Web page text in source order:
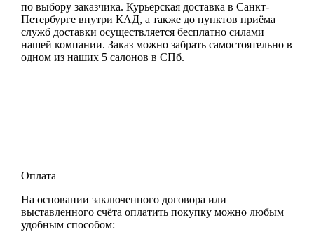
по выбору заказчика. Курьерская доставка в Санкт-
Петербурге внутри КАД, а также до пунктов приёма
служб доставки осуществляется бесплатно силами
нашей компании. Заказ можно забрать самостоятельно в
одном из наших 5 салонов в СПб.
Оплата
На основании заключенного договора или
выставленного счёта оплатить покупку можно любым
удобным способом: